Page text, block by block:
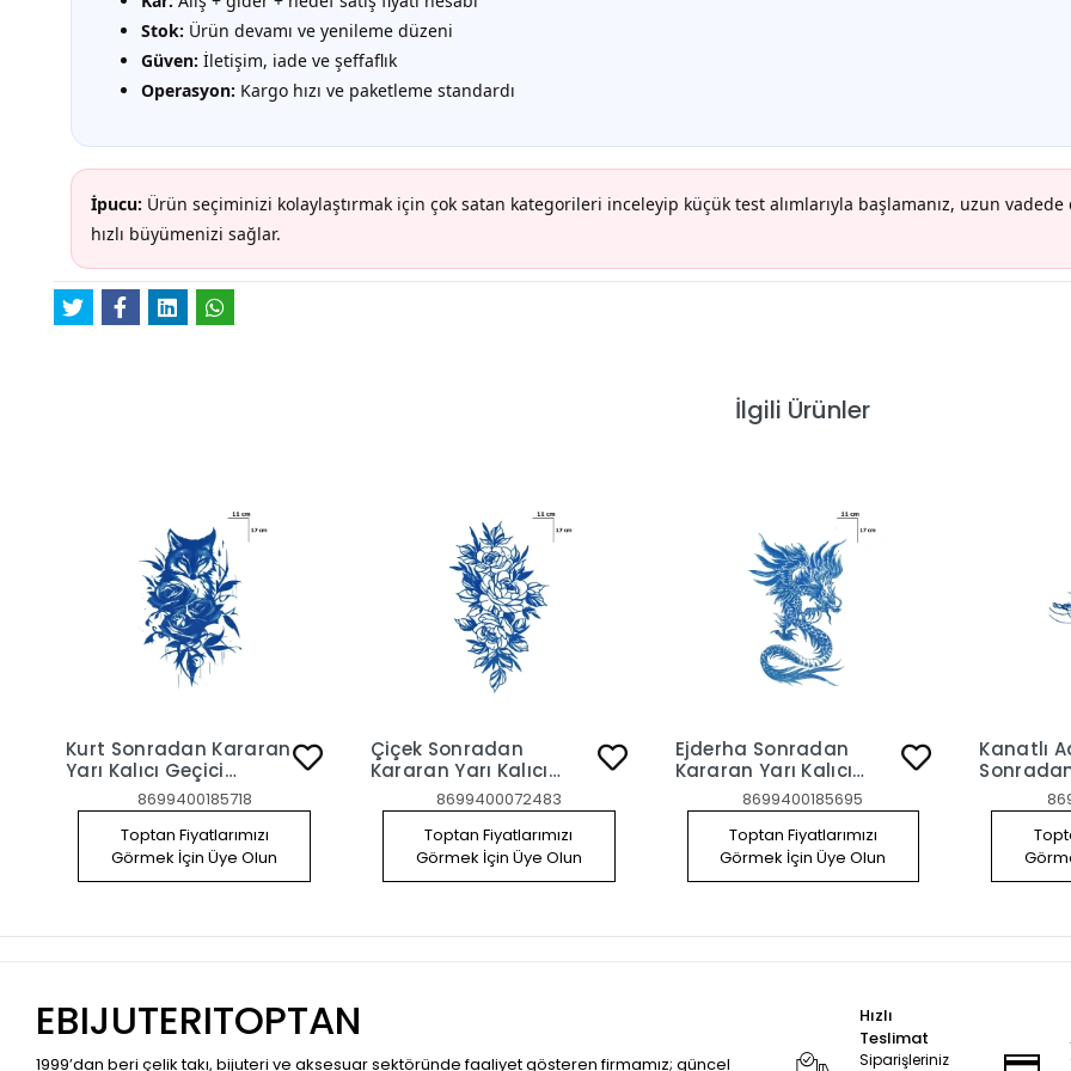
Stok: Ürün devamı ve yenileme düzeni
Güven: İletişim, iade ve şeffaflık
Operasyon: Kargo hızı ve paketleme standardı
İpucu: Ürün seçiminizi kolaylaştırmak için çok satan kategorileri inceleyip küçük test alımlarıyla başlamanız, uzun vadede
hızlı büyümenizi sağlar.
İlgili Ürünler
Kurt Sonradan Kararan
Yarı Kalıcı Geçici
Dövme Tattoo
8699400185718
Toptan Fiyatlarımızı
Görmek İçin Üye Olun
Çiçek Sonradan
Kararan Yarı Kalıcı
Geçici Dövme Tattoo
8699400072483
Toptan Fiyatlarımızı
Görmek İçin Üye Olun
Ejderha Sonradan
Kararan Yarı Kalıcı
Geçici Dövme Tattoo
8699400185695
Toptan Fiyatlarımızı
Görmek İçin Üye Olun
Kanatlı
Kalıcı
Tattoo
EBIJUTERITOPTAN
1999’dan beri çelik takı, bijuteri ve aksesuar sektöründe faaliyet gösteren firmamız; güncel
Hızlı
Teslimat
Siparişleriniz